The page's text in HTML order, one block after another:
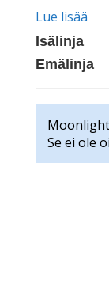
Lue lisää
Isälinja
Emälinja
Se ei ole